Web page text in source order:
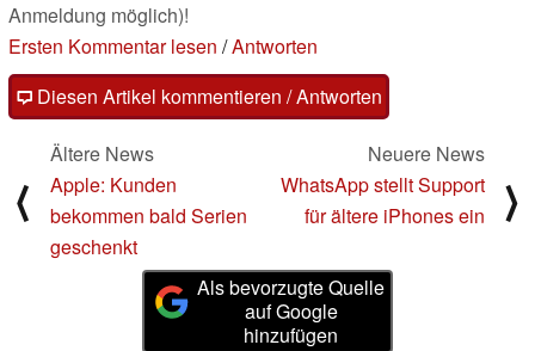
Anmeldung möglich)!
Ersten Kommentar lesen /Antworten
Diesen Artikel kommentieren / Antworten
⟨
Ältere News
Apple: Kunden
bekommen bald Serien
geschenkt
Neuere News
WhatsApp stellt Support
für ältere iPhones ein
⟩
Als bevorzugte Quelle
auf Google
hinzufügen